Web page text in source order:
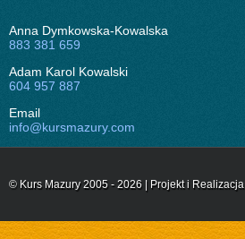
Anna Dymkowska-Kowalska
883 381 659
Adam Karol Kowalski
604 957 887
Email
info@kursmazury.com
© Kurs Mazury 2005 - 2026 | Projekt i Realizacja